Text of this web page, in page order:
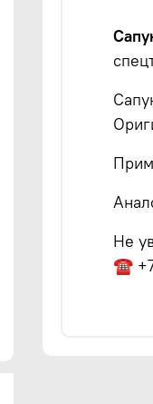
Не
☎ +7